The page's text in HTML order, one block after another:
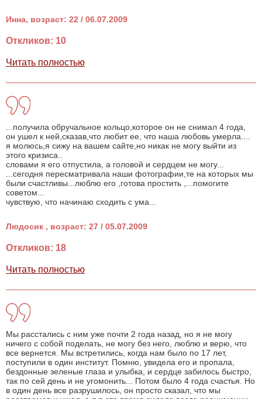
Инна, возраст: 22 / 06.07.2009
Откликов: 10
Читать полностью
...получила обручальное кольцо,которое он не снимал 4 года,
он ушел к ней,сказав,что любит ее, что наша любовь умерла....
я молюсь,я сижу на вашем сайте,но никак не могу выйти из
этого кризиса..
словами я его отпустила, а головой и сердцем не могу...
...сегодня пересматривала наши фотографии,те на которых мы
были счастливы...люблю его ,готова простить ,...помогите
советом...
чувствую, что начинаю сходить с ума...
Людосик , возраст: 27 / 05.07.2009
Откликов: 18
Читать полностью
Мы расстались с ним уже почти 2 года назад, но я не могу
ничего с собой поделать, не могу без него, люблю и верю, что
все вернется. Мы встретились, когда нам было по 17 лет,
поступили в один институт. Помню, увидела его и пропала,
бездонные зеленые глаза и улыбка, и сердце забилось быстро,
так по сей день и не угомонить... Потом было 4 года счастья. Но
в один день все разрушилось, он просто сказал, что мы